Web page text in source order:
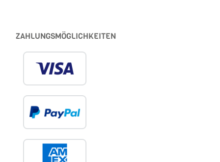
ZAHLUNGSMÖGLICHKEITEN